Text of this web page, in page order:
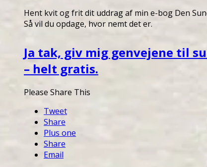
Hent kvit og frit dit uddrag af min e-bog Den
Så vil du opdage, hvor nemt det er.
Ja tak, giv mig genvejene til
– helt gratis.
Please Share This
Tweet
Share
Plus one
Share
Email